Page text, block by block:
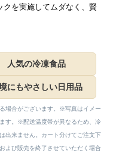
クを実施してムダなく、賢
人気の冷凍食品
にもやさしい日用品
場合がございます。※写真はイメー
す。※配送温度帯が異なるため、冷
出来ません。カート分けてご注文下
よび販売を終了させていただく場合